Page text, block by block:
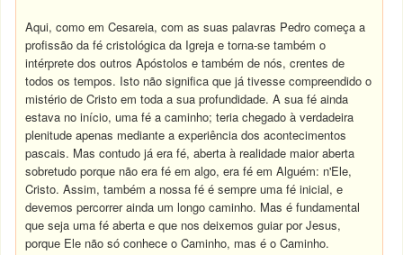
Aqui, como em Cesareia, com as suas palavras Pedro começa a
profissão da fé cristológica da Igreja e torna-se também o
intérprete dos outros Apóstolos e também de nós, crentes de
todos os tempos. Isto não significa que já tivesse compreendido o
mistério de Cristo em toda a sua profundidade. A sua fé ainda
estava no início, uma fé a caminho; teria chegado à verdadeira
plenitude apenas mediante a experiência dos acontecimentos
pascais. Mas contudo já era fé, aberta à realidade maior aberta
sobretudo porque não era fé em algo, era fé em Alguém: n'Ele,
Cristo. Assim, também a nossa fé é sempre uma fé inicial, e
devemos percorrer ainda um longo caminho. Mas é fundamental
que seja uma fé aberta e que nos deixemos guiar por Jesus,
porque Ele não só conhece o Caminho, mas é o Caminho.